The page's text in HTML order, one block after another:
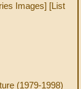
Images] [List
(1979-1998)